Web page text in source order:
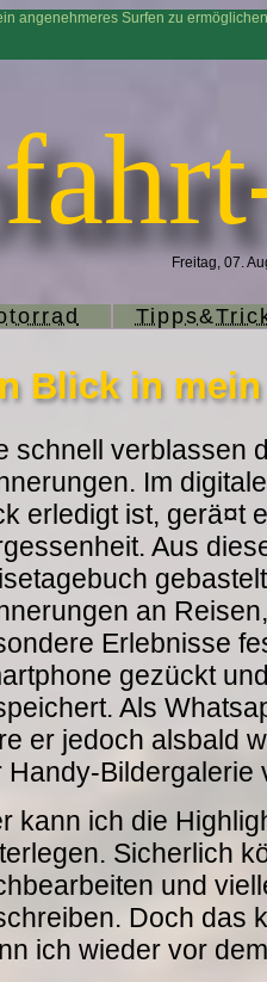
angenehmeres Surfen zu
Freitag, 07.
Blick in
schnell verblassen
Im
erledigt ist, gerä¤t
Aus
an
Erlebnisse
gezückt
Als
er jedoch alsbald
Handy-Bildergalerie
kann ich die
Sicherlich
und
Doch das
ich wieder vor